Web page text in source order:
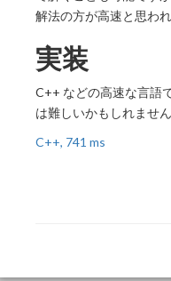
解法の方が高速と思われ
実装
C++ などの高速な言語
は難しいかもしれません
C++, 741 ms